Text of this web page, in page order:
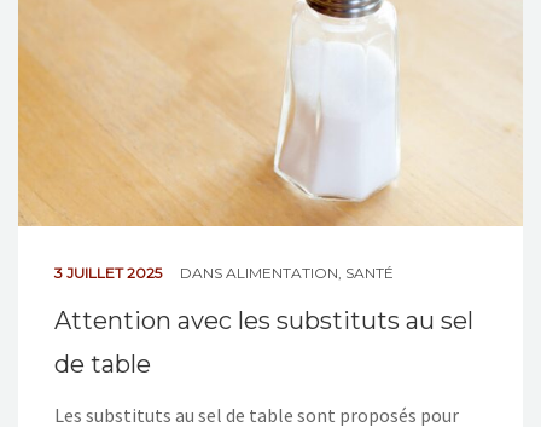
3 JUILLET 2025 DANS ALIMENTATION, SANTÉ
Attention avec les substituts au sel
de table
Les substituts au sel de table sont proposés pour